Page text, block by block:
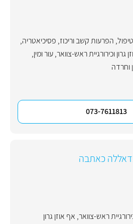
טיפול, הפרעות קשב וריכוז, פסיכיאטריה,
גרון וכירורגיית ראש-צוואר,עור ומין,
וחרדה
073-7611813
כאתבה
ראש-צוואר, אף אוזן גרון